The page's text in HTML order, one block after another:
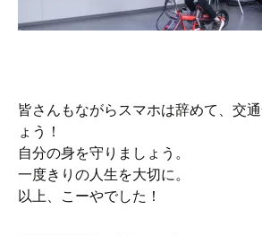
皆さんもながらスマホは辞めて、交
ょう！
自分の身を守りましょう。
一度きりの人生を大切に。
以上、こーやでした！